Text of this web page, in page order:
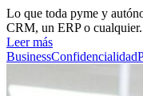
Lo que toda pyme y
CRM, un ERP o
Leer más
BusinessConfidencialidad